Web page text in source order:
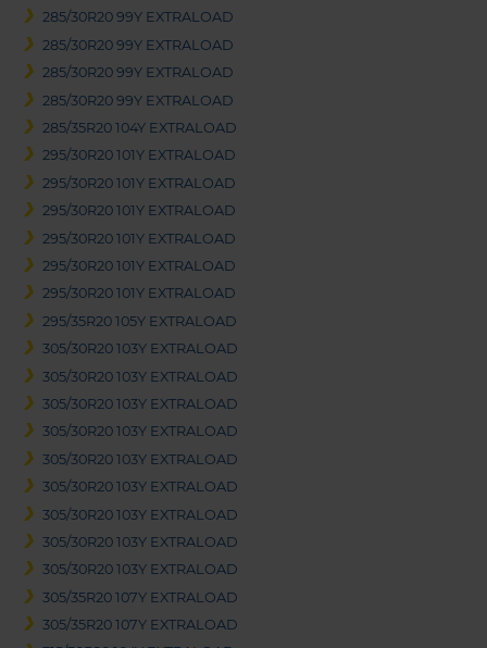
285/30R20 99Y EXTRALOAD
285/30R20 99Y EXTRALOAD
285/30R20 99Y EXTRALOAD
285/30R20 99Y EXTRALOAD
285/35R20 104Y EXTRALOAD
295/30R20 101Y EXTRALOAD
295/30R20 101Y EXTRALOAD
295/30R20 101Y EXTRALOAD
295/30R20 101Y EXTRALOAD
295/30R20 101Y EXTRALOAD
295/30R20 101Y EXTRALOAD
295/35R20 105Y EXTRALOAD
305/30R20 103Y EXTRALOAD
305/30R20 103Y EXTRALOAD
305/30R20 103Y EXTRALOAD
305/30R20 103Y EXTRALOAD
305/30R20 103Y EXTRALOAD
305/30R20 103Y EXTRALOAD
305/30R20 103Y EXTRALOAD
305/30R20 103Y EXTRALOAD
305/30R20 103Y EXTRALOAD
305/35R20 107Y EXTRALOAD
305/35R20 107Y EXTRALOAD